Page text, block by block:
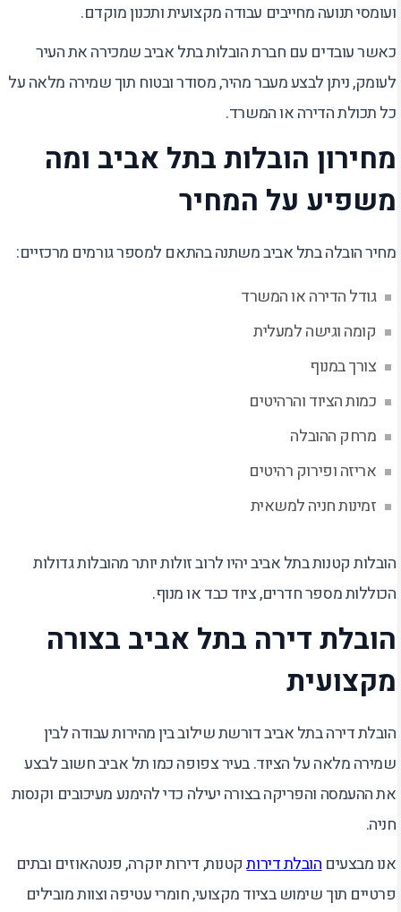
ועומסי תנועה מחייבים עבודה מקצועית ותכנון מוקדם.
כאשר עובדים עם חברת הובלות בתל אביב שמכירה את העיר
לעומק, ניתן לבצע מעבר מהיר, מסודר ובטוח תוך שמירה מלאה על
כל תכולת הדירה או המשרד.
מחירון הובלות בתל אביב ומה
משפיע על המחיר
מחיר הובלה בתל אביב משתנה בהתאם למספר גורמים מרכזיים:
גודל הדירה או המשרד
קומה וגישה למעלית
צורך במנוף
כמות הציוד והרהיטים
מרחק ההובלה
אריזה ופירוק רהיטים
זמינות חניה למשאית
הובלות קטנות בתל אביב יהיו לרוב זולות יותר מהובלות גדולות
הכוללות מספר חדרים, ציוד כבד או מנוף.
הובלת דירה בתל אביב בצורה
מקצועית
הובלת דירה בתל אביב דורשת שילוב בין מהירות עבודה לבין
שמירה מלאה על הציוד. בעיר צפופה כמו תל אביב חשוב לבצע
את ההעמסה והפריקה בצורה יעילה כדי להימנע מעיכובים וקנסות
חניה.
אנו מבצעיםהובלת דירותקטנות, דירות יוקרה, פנטהאוזים ובתים
פרטיים תוך שימוש בציוד מקצועי, חומרי עטיפה וצוות מובילים